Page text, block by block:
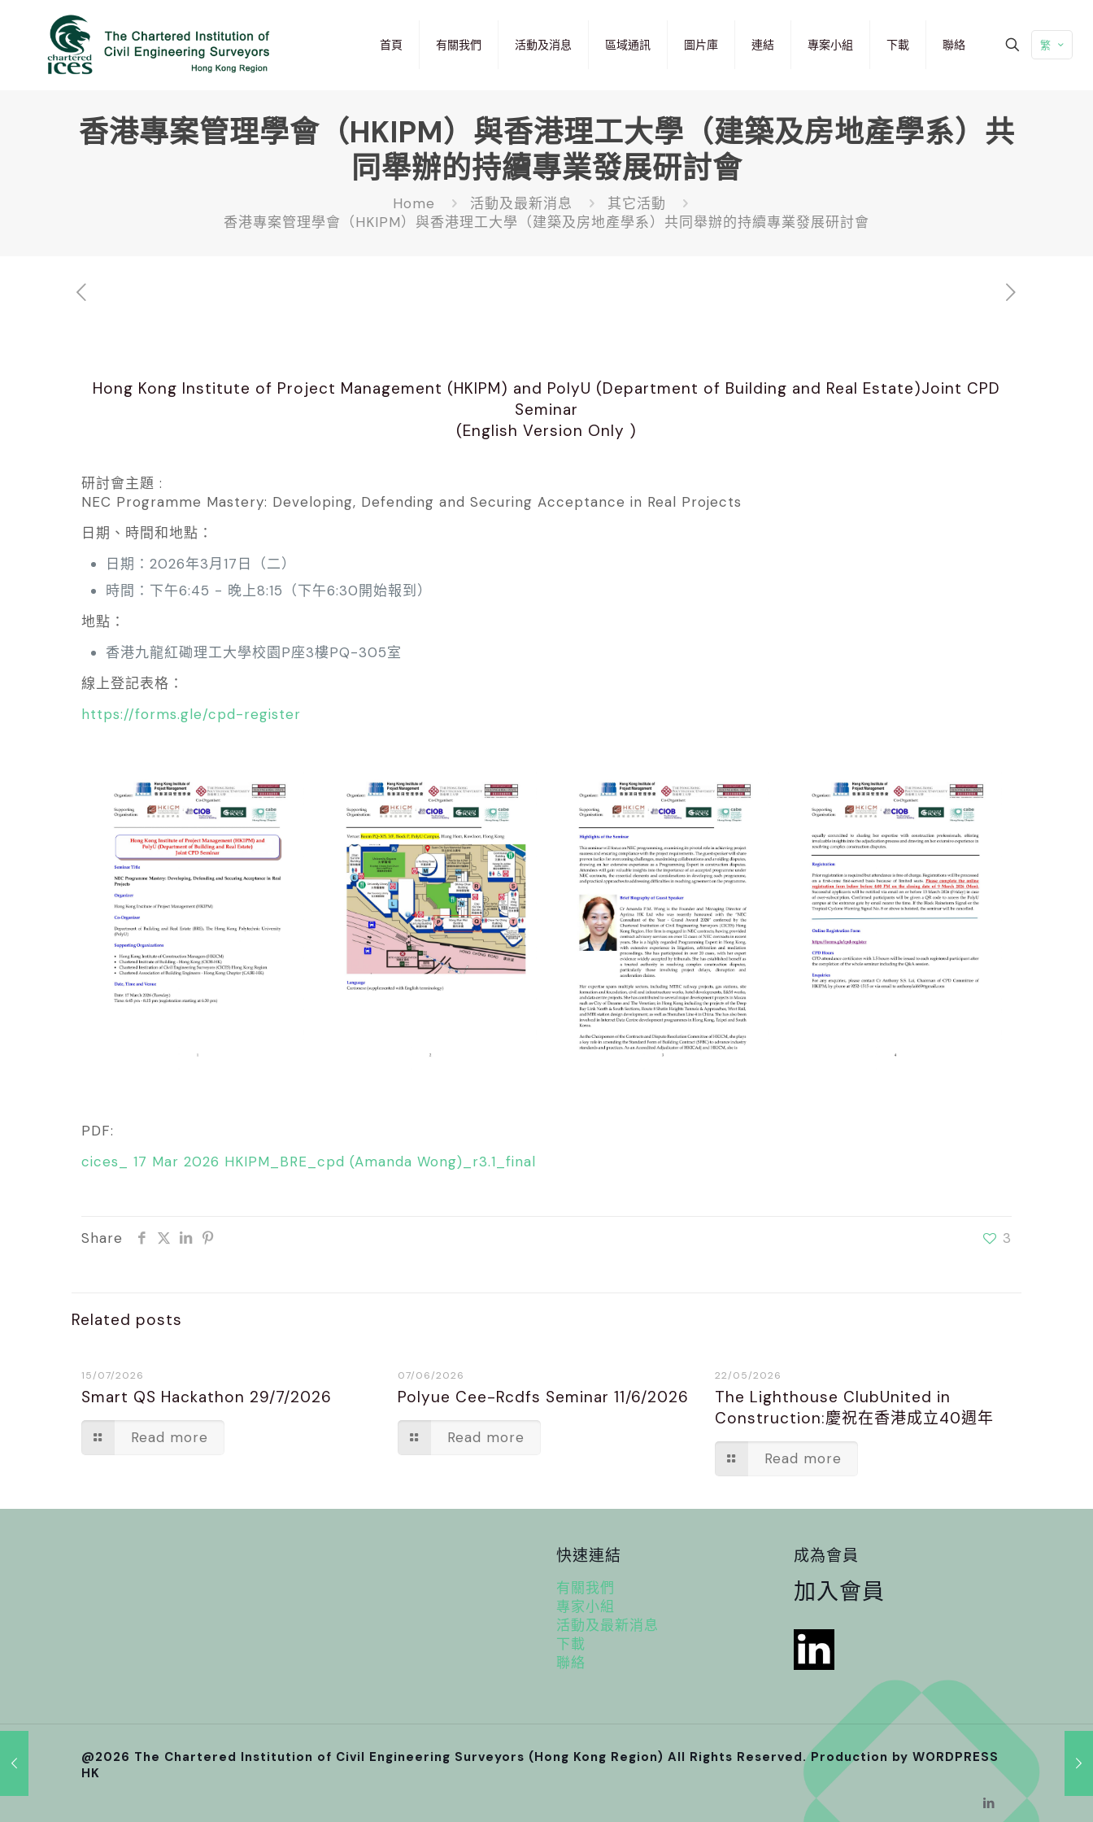
首頁 有關我們 活動及消息 區域通訊 圖片庫 連結 專案小組 下載 聯絡 繁
香港專案管理學會（HKIPM）與香港理工大學（建築及房地產學系）共
同舉辦的持續專業發展研討會
Home 活動及最新消息
其它活動
香港專案管理學會（HKIPM）與香港理工大學（建築及房地產學系）共同舉辦的持續專業發展研討會
Hong Kong Institute of Project Management (HKIPM) and PolyU (Department of Building and Real Estate)Joint CPD
Seminar
(English Version Only )
研討會主題 :
NEC Programme Mastery: Developing, Defending and Securing Acceptance in Real Projects
日期、時間和地點：
日期：2026年3月17日（二）
時間：下午6:45 - 晚上8:15（下午6:30開始報到）
地點：
香港九龍紅磡理工大學校園P座3樓PQ-305室
線上登記表格：
https://forms.gle/cpd-register
PDF:
cices_ 17 Mar 2026 HKIPM_BRE_cpd (Amanda Wong)_r3.1_final
Share 3
Related posts
15/07/2026
Smart QS Hackathon 29/7/2026
Read more
07/06/2026
Polyue Cee-Rcdfs Seminar 11/6/2026
Read more
22/05/2026
The Lighthouse ClubUnited in
Construction:慶祝在香港成立40週年
Read more
快速連結
有關我們
專家小組
活動及最新消息
下載
聯絡
成為會員
加入會員
@2026 The Chartered Institution of Civil Engineering Surveyors (Hong Kong Region) All Rights Reserved. Production by WORDPRESS
HK